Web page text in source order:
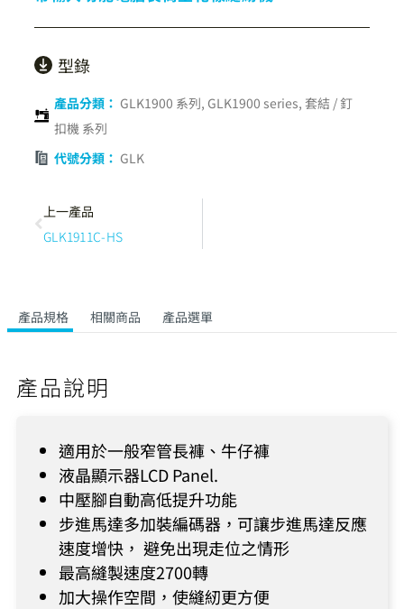
型錄
產品分類： GLK1900 系列, GLK1900 series, 套結 / 釘
扣機 系列
代號分類： GLK
上一產品
GLK1911C-HS
產品規格 相關商品 產品選單
產品說明
適用於一般窄管長褲、牛仔褲
液晶顯示器LCD Panel.
中壓腳自動高低提升功能
步進馬達多加裝編碼器，可讓步進馬達反應
速度增快， 避免出現走位之情形
最高縫製速度2700轉
加大操作空間，使縫紉更方便